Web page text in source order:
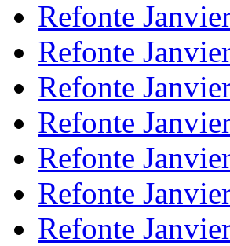
Refonte
Refonte
Refonte
Refonte
Refonte
Refonte
Refonte